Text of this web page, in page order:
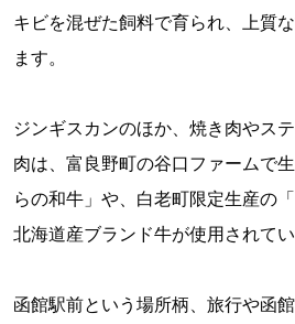
キビを混ぜた飼料で育られ、上質
ます。
ジンギスカンのほか、焼き肉やス
肉は、富良野町の谷口ファームで
らの和牛」や、白老町限定生産の
北海道産ブランド牛が使用されてい
函館駅前という場所柄、旅行や函